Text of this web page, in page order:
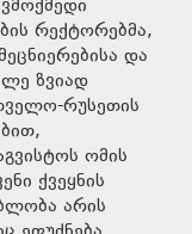
რექტორებმა,
და
ზვიად
რუსეთის
ომის
ქვეყნის
არის